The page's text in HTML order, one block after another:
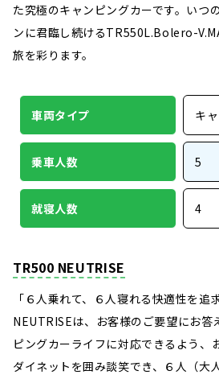
た究極のキャンピングカーです。いつ
ンに君臨し続けるTR550L.Bolero-
旅を彩ります。
車両タイプ キ
乗車人数 5
就寝人数 4
TR500 NEUTRISE
「６人乗れて、６人寝れる快適性を追
NEUTRISEは、お客様のご要望にお答
ピングカーライフに対応できるよう、
ダイネットを囲み談笑でき、６人（大